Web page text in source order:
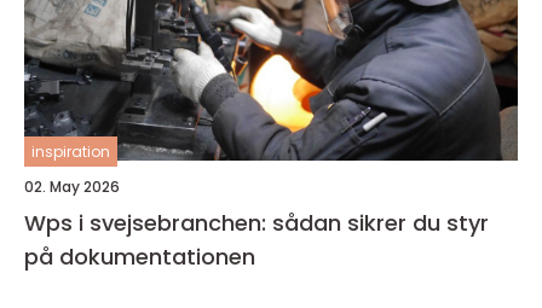
inspiration
02. May 2026
Wps i svejsebranchen: sådan sikrer du styr
på dokumentationen